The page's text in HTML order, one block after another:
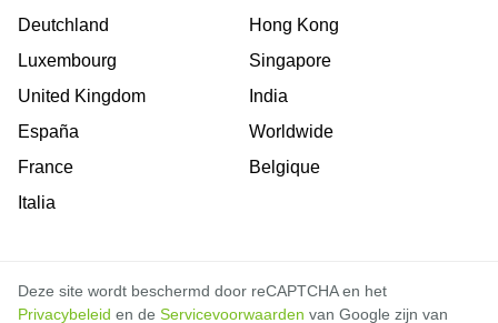
Deutchland
Luxembourg
United Kingdom
España
France
Italia
Hong Kong
Singapore
India
Worldwide
Belgique
Deze site wordt beschermd door reCAPTCHA en het
Privacybeleid en de Servicevoorwaarden van Google zijn van